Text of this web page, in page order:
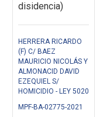
disidencia)
HERRERA RICARDO
(F) C/ BAEZ
MAURICIO NICOLÁS Y
ALMONACID DAVID
EZEQUIEL S/
HOMICIDIO - LEY 5020
MPF-BA-02775-2021